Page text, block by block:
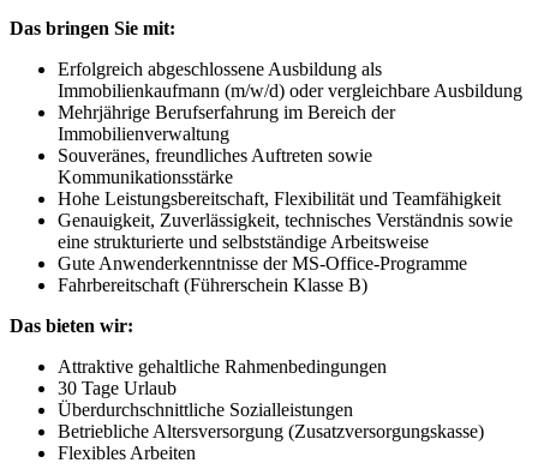
Das bringen Sie mit:
Erfolgreich abgeschlossene Ausbildung als
Immobilienkaufmann (m/w/d) oder vergleichbare Ausbildung
Mehrjährige Berufserfahrung im Bereich der
Immobilienverwaltung
Souveränes, freundliches Auftreten sowie
Kommunikationsstärke
Hohe Leistungsbereitschaft, Flexibilität und Teamfähigkeit
Genauigkeit, Zuverlässigkeit, technisches Verständnis sowie
eine strukturierte und selbstständige Arbeitsweise
Gute Anwenderkenntnisse der MS-Office-Programme
Fahrbereitschaft (Führerschein Klasse B)
Das bieten wir:
Attraktive gehaltliche Rahmenbedingungen
30 Tage Urlaub
Überdurchschnittliche Sozialleistungen
Betriebliche Altersversorgung (Zusatzversorgungskasse)
Flexibles Arbeiten